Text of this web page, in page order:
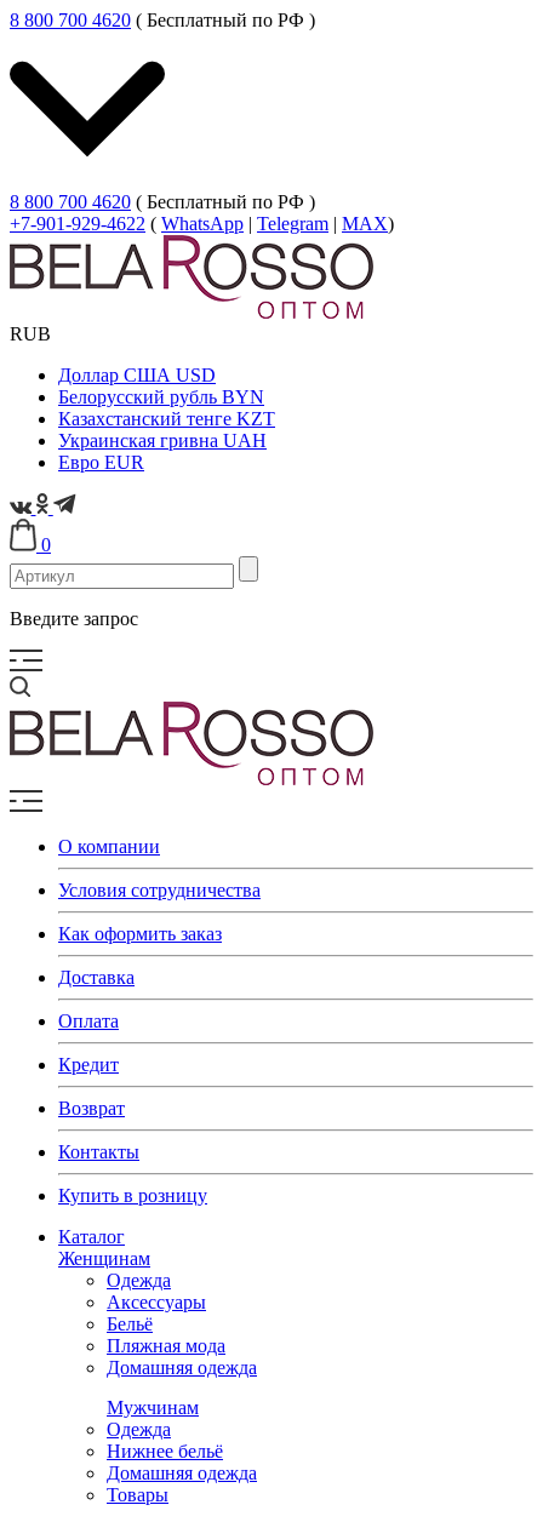
8 800 700 4620 ( Бесплатный по РФ )
8 800 700 4620 ( Бесплатный по РФ )
+7-901-929-4622 ( WhatsApp | Telegram | MAX)
RUB
Доллар США USD
Белорусский рубль BYN
Казахстанский тенге KZT
Украинская гривна UAH
Евро EUR
0
Введите запрос
О компании
Условия сотрудничества
Как оформить заказ
Доставка
Оплата
Кредит
Возврат
Контакты
Купить в розницу
Каталог
Женщинам
Одежда
Аксессуары
Бельё
Пляжная мода
Домашняя одежда
Мужчинам
Одежда
Нижнее бельё
Домашняя одежда
Товары